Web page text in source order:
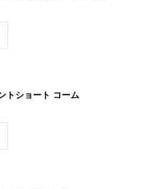
トショート コーム